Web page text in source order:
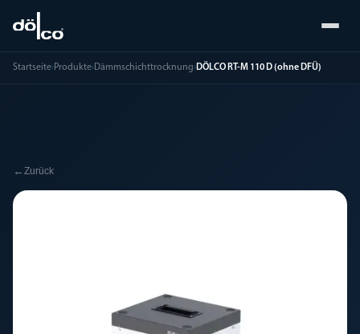
Startseite›Produkte›Dämmschichttrocknung›DÖLCO RT-M 110 D (ohne DFÜ)
← Zurück